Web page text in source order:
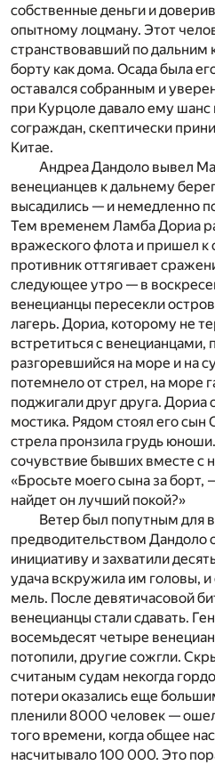
собственные деньги и
опытному лоцману. Этот
странствовавший по дальним
борту как дома. Осада была
оставался собранным и
при Курцоле давало ему шанс
сограждан, скептически
Китае.
Андреа Дандоло вывел
венецианцев к дальнему
высадились — и немедленно
Тем временем Ламба Дориа
вражеского флота и пришел
противник оттягивает
следующее утро — в
венецианцы пересекли
лагерь. Дориа, которому не
встретиться с венецианцами,
разгоревшийся на море и на
потемнело от стрел, на море
поджигали друг друга. Дориа
мостика. Рядом стоял его сын
стрела пронзила грудь
сочувствие бывших вместе с
«Бросьте моего сына за борт,
найдет он лучший покой?»
Ветер был попутным для
предводительством Дандоло
инициативу и захватили
удача вскружила им головы, и
мель. После девятичасовой
венецианцы стали сдавать.
восемьдесят четыре
потопили, другие сожгли.
считаным судам некогда
потери оказались еще
пленили 8000 человек —
того времени, когда общее
насчитывало 100 000. Это